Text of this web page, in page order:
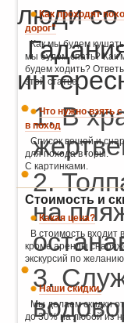
люди со
1. В
2.
на
3.
Как проходят
дорог"
Как мы будем
мы будем спать? Как
будем ходить?
этой статье.
Что нужно взять
в поход
Список вещей и
для похода в горы.
С картинками.
Стоимость и
Какая цена?
В стоимость входит
кроме аренды
экскурсий по
Наши скидки.
Мы делаем скидки
до 30% на любой из